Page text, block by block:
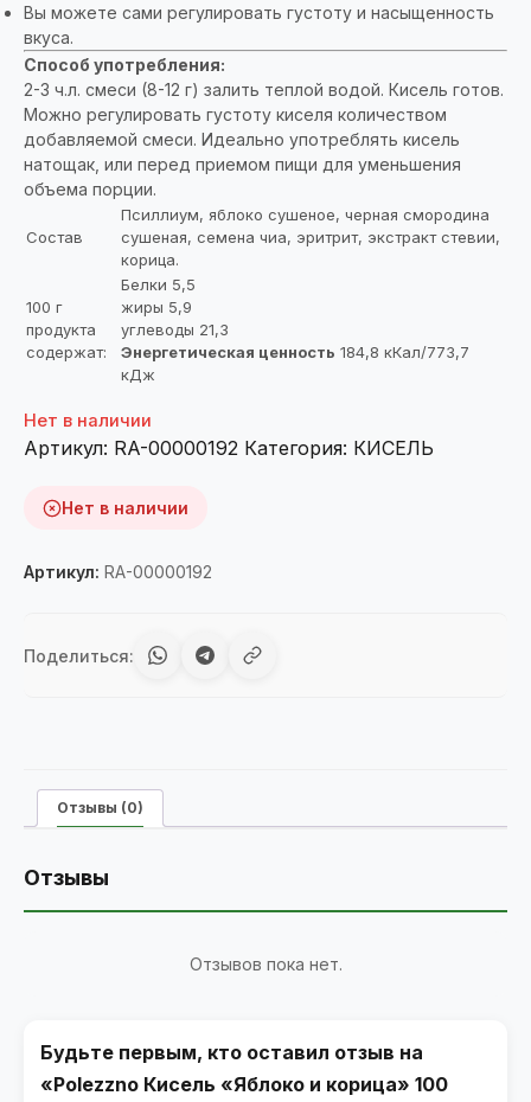
Вы можете сами регулировать густоту и насыщенность
вкуса.
Способ употребления:
2-3 ч.л. смеси (8-12 г) залить теплой водой. Кисель готов.
Можно регулировать густоту киселя количеством
добавляемой смеси. Идеально употреблять кисель
натощак, или перед приемом пищи для уменьшения
объема порции.
Состав
Псиллиум, яблоко сушеное, черная смородина
сушеная, семена чиа, эритрит, экстракт стевии,
корица.
100 г
продукта
содержат:
Белки 5,5
жиры 5,9
углеводы 21,3
Энергетическая ценность 184,8 кКал/773,7
кДж
Нет в наличии
Артикул: RA-00000192 Категория: КИСЕЛЬ
Нет в наличии
Артикул: RA-00000192
Поделиться:
Отзывы (0)
Отзывы
Отзывов пока нет.
Будьте первым, кто оставил отзыв на
«Polezzno Кисель «Яблоко и корица» 100